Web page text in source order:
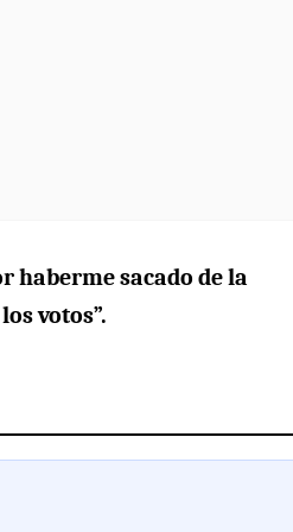
haberme sacado de la
votos”.